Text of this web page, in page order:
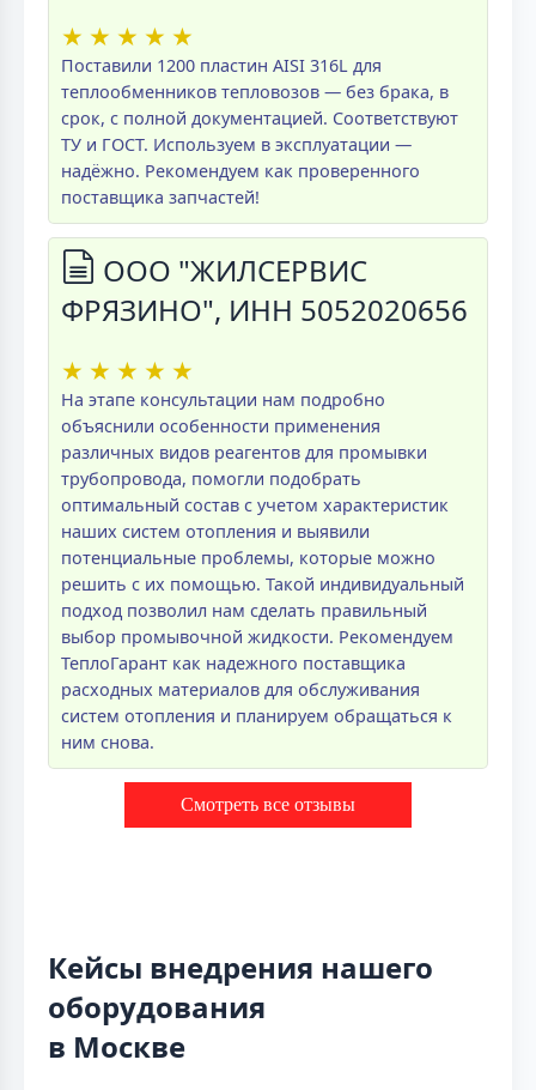
★ ★ ★ ★ ★
Поставили 1200 пластин AISI 316L для
теплообменников тепловозов — без брака, в
срок, с полной документацией. Соответствуют
ТУ и ГОСТ. Используем в эксплуатации —
надёжно. Рекомендуем как проверенного
поставщика запчастей!
ООО "ЖИЛСЕРВИС
ФРЯЗИНО", ИНН 5052020656
★ ★ ★ ★ ★
На этапе консультации нам подробно
объяснили особенности применения
различных видов реагентов для промывки
трубопровода, помогли подобрать
оптимальный состав с учетом характеристик
наших систем отопления и выявили
потенциальные проблемы, которые можно
решить с их помощью. Такой индивидуальный
подход позволил нам сделать правильный
выбор промывочной жидкости. Рекомендуем
ТеплоГарант как надежного поставщика
расходных материалов для обслуживания
систем отопления и планируем обращаться к
ним снова.
Смотреть все отзывы
Кейсы внедрения нашего
оборудования
в Москве